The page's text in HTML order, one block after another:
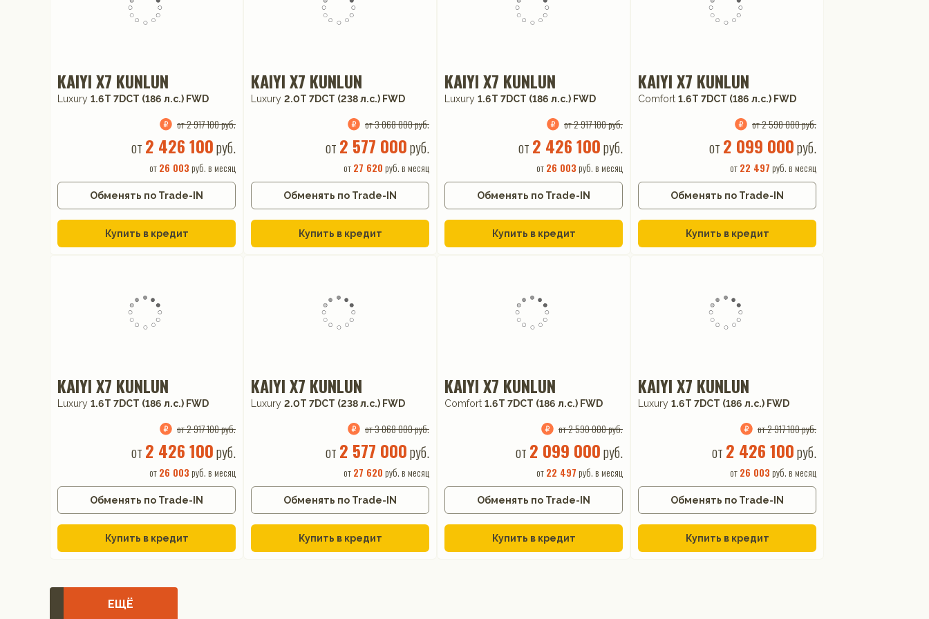
KAIYI X7 KUNLUN
Luxury 1.6T 7DCT (186 л.с.) FWD
от 2 917 100 руб.
от 2 426 100руб.
от26 003 руб. в месяц
Обменять по Trade-IN
Купить в кредит
KAIYI X7 KUNLUN
Luxury 2.0T 7DCT (238 л.с.) FWD
от 3 068 000 руб.
от 2 577 000руб.
от27 620 руб. в месяц
Обменять по Trade-IN
Купить в кредит
KAIYI X7 KUNLUN
Luxury 1.6T 7DCT (186 л.с.) FWD
от 2 917 100 руб.
от 2 426 100руб.
от26 003 руб. в месяц
Обменять по Trade-IN
Купить в кредит
KAIYI X7 KUNLUN
Comfort 1.6T 7DCT (186 л.с.) FWD
от 2 590 000 руб.
от 2 099 000руб.
от22 497 руб. в месяц
Обменять по Trade-IN
Купить в кредит
KAIYI X7 KUNLUN
Luxury 1.6T 7DCT (186 л.с.) FWD
от 2 917 100 руб.
от 2 426 100руб.
от26 003 руб. в месяц
Обменять по Trade-IN
Купить в кредит
KAIYI X7 KUNLUN
Luxury 2.0T 7DCT (238 л.с.) FWD
от 3 068 000 руб.
от 2 577 000руб.
от27 620 руб. в месяц
Обменять по Trade-IN
Купить в кредит
KAIYI X7 KUNLUN
Comfort 1.6T 7DCT (186 л.с.) FWD
от 2 590 000 руб.
от 2 099 000руб.
от22 497 руб. в месяц
Обменять по Trade-IN
Купить в кредит
KAIYI X7 KUNLUN
Luxury 1.6T 7DCT (186 л.с.) FWD
от 2 917 100 руб.
от 2 426 100руб.
от26 003 руб. в месяц
Обменять по Trade-IN
Купить в кредит
ЕЩЁ